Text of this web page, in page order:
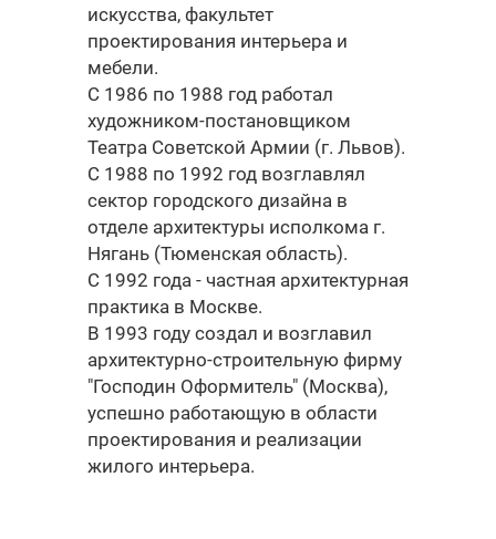
искусства, факультет
проектирования интерьера и
мебели.
С 1986 по 1988 год работал
художником-постановщиком
Театра Советской Армии (г. Львов).
С 1988 по 1992 год возглавлял
сектор городского дизайна в
отделе архитектуры исполкома г.
Нягань (Тюменская область).
С 1992 года - частная архитектурная
практика в Москве.
В 1993 году создал и возглавил
архитектурно-строительную фирму
"Господин Оформитель" (Москва),
успешно работающую в области
проектирования и реализации
жилого интерьера.